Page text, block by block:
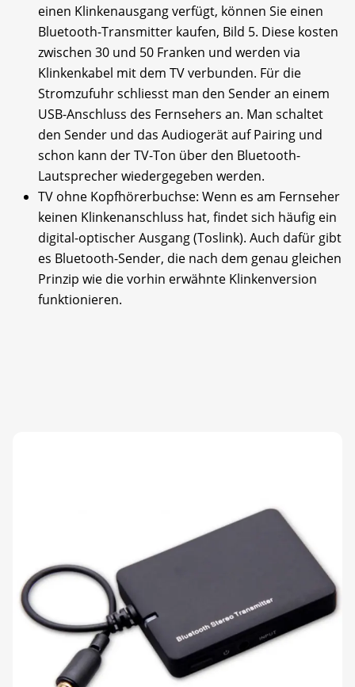
einen Klinkenausgang verfügt, können Sie einen
Bluetooth-Transmitter kaufen, Bild 5. Diese kosten
zwischen 30 und 50 Franken und werden via
Klinkenkabel mit dem TV verbunden. Für die
Stromzufuhr schliesst man den Sender an einem
USB-Anschluss des Fernsehers an. Man schaltet
den Sender und das Audiogerät auf Pairing und
schon kann der TV-Ton über den Bluetooth-
Lautsprecher wiedergegeben werden.
TV ohne Kopfhörerbuchse: Wenn es am Fernseher
keinen Klinkenanschluss hat, findet sich häufig ein
digital-optischer Ausgang (Toslink). Auch dafür gibt
es Bluetooth-Sender, die nach dem genau gleichen
Prinzip wie die vorhin erwähnte Klinkenversion
funktionieren.